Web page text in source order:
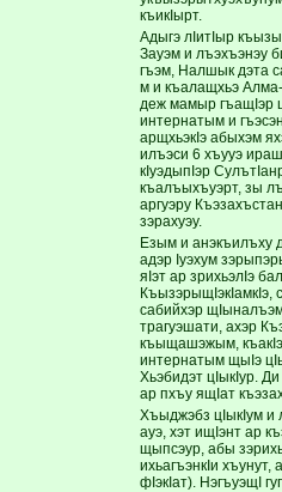
къикIырт.
Адыгэ лIитIыр
Зауэм и лъэхъэнэу
гъэм, Налшык дэта
м и къалащхьэ
деж мамыр гъащIэр
интернатым и
арщхьэкIэ абыхэм
илъэси 6 хъууэ
кIуэдыпIэр
къалъыхъуэрт, зы
аргуэру
зэрахуэу.
Езым и анэкъилъху
адэр Iуэхум
яIэт ар зрихьэлIэ
КъызэрыщIэкIамкIэ,
сабийхэр
трагуэшати, ахэр
къыщашэжым,
интернатым щыIэ
Хьэбидэт цIыкIур.
ар пхъу ящIат
Хъыджэбз цIыкIум и
ауэ, хэт ищIэнт ар
щыпсэур, абы
ихьагъэнкIи
фIэкIат). НэгъуэщI